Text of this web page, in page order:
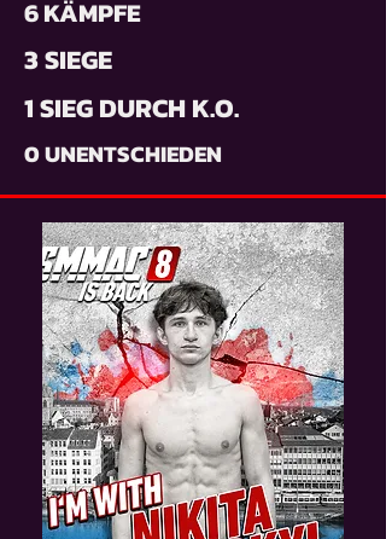
6 KÄMPFE
3 SIEGE
1 SIEG DURCH K.O.
0 UNENTSCHIEDEN